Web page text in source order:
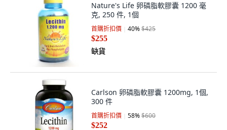
Nature's Life 卵磷脂軟膠囊 1200 毫
克, 250 件, 1個
首購折扣價 40%$425
$255
缺貨
Carlson 卵磷脂軟膠囊 1200mg, 1個,
300 件
首購折扣價 58%$600
$252